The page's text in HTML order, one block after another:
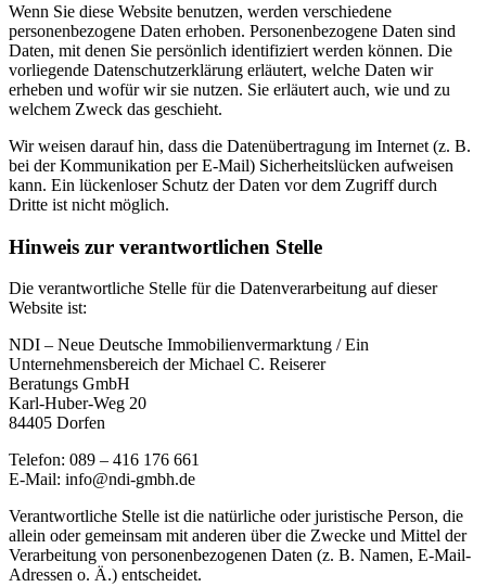
Wenn Sie diese Website benutzen, werden verschiedene
personenbezogene Daten erhoben. Personenbezogene Daten sind
Daten, mit denen Sie persönlich identifiziert werden können. Die
vorliegende Datenschutzerklärung erläutert, welche Daten wir
erheben und wofür wir sie nutzen. Sie erläutert auch, wie und zu
welchem Zweck das geschieht.
Wir weisen darauf hin, dass die Datenübertragung im Internet (z. B.
bei der Kommunikation per E-Mail) Sicherheitslücken aufweisen
kann. Ein lückenloser Schutz der Daten vor dem Zugriff durch
Dritte ist nicht möglich.
Hinweis zur verantwortlichen Stelle
Die verantwortliche Stelle für die Datenverarbeitung auf dieser
Website ist:
NDI – Neue Deutsche Immobilienvermarktung / Ein
Unternehmensbereich der Michael C. Reiserer
Beratungs GmbH
Karl-Huber-Weg 20
84405 Dorfen
Telefon: 089 – 416 176 661
E-Mail: info@ndi-gmbh.de
Verantwortliche Stelle ist die natürliche oder juristische Person, die
allein oder gemeinsam mit anderen über die Zwecke und Mittel der
Verarbeitung von personenbezogenen Daten (z. B. Namen, E-Mail-
Adressen o. Ä.) entscheidet.